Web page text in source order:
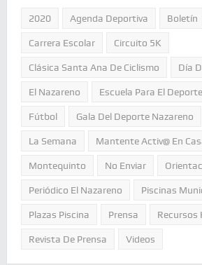
2020 Agenda Deportiva Boletín
Carrera Escolar Circuito 5K
Clásica Santa Ana De Ciclismo Día
El Nazareno Escuela Para El Deporte
Fútbol Gala Del Deporte Nazareno
La Semana Mantente Activ@ En
Montequinto No Enviar
Periódico El Nazareno Piscinas
Plazas Piscina Prensa Recursos
Revista De Prensa Videos